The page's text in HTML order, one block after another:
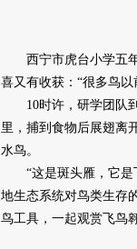
西宁市虎台小学五年
喜又有收获：“很多鸟
10时许，研学团队到
里，捕到食物后展翅离
水鸟。
“这是斑头雁，它是
地生态系统对鸟类生存
鸟工具，一起观赏飞鸟